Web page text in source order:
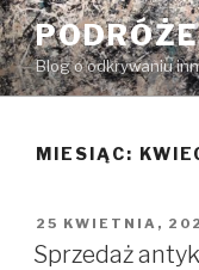
Przeskocz
do
treściBlog o odkrywaniu
MIESIĄC:
OPUBLIKOWANE
W
25 KWIETNIA,
Sprzedaż